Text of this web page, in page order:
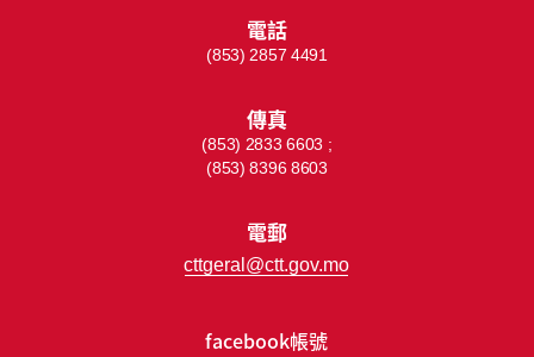
facebook帳號
電話
(853) 2857 4491
傳真
(853) 2833 6603 ;
(853) 8396 8603
電郵
cttgeral@ctt.gov.mo